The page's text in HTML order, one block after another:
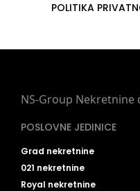
POLITIKA
NS-Group Nekretnine
POSLOVNE JEDINICE
Grad nekretnine
021 nekretnine
Royal nekretnine